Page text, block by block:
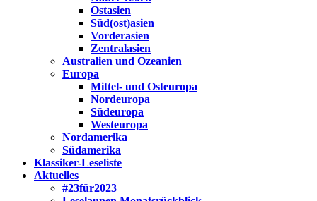
Ostasien
Süd(ost)asien
Vorderasien
Zentralasien
Australien und Ozeanien
Europa
Mittel- und Osteuropa
Nordeuropa
Südeuropa
Westeuropa
Nordamerika
Südamerika
Klassiker-Leseliste
Aktuelles
#23für2023